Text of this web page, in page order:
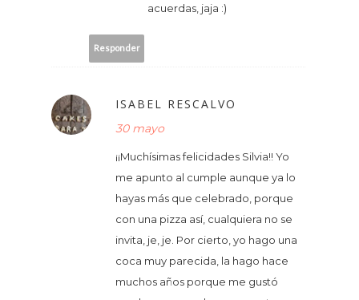
acuerdas, jaja :)
Responder
ISABEL RESCALVO
30 mayo
¡¡Muchísimas felicidades Silvia!! Yo
me apunto al cumple aunque ya lo
hayas más que celebrado, porque
con una pizza así, cualquiera no se
invita, je, je. Por cierto, yo hago una
coca muy parecida, la hago hace
muchos años porque me gustó